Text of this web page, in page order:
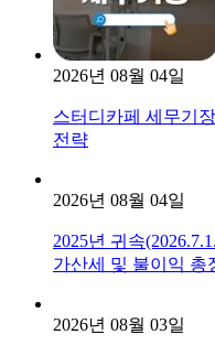
2026년 08월 04일
스터디카페 세무기
전략
2026년 08월 04일
2025년 귀속
가산세 및 불이익 총
2026년 08월 03일